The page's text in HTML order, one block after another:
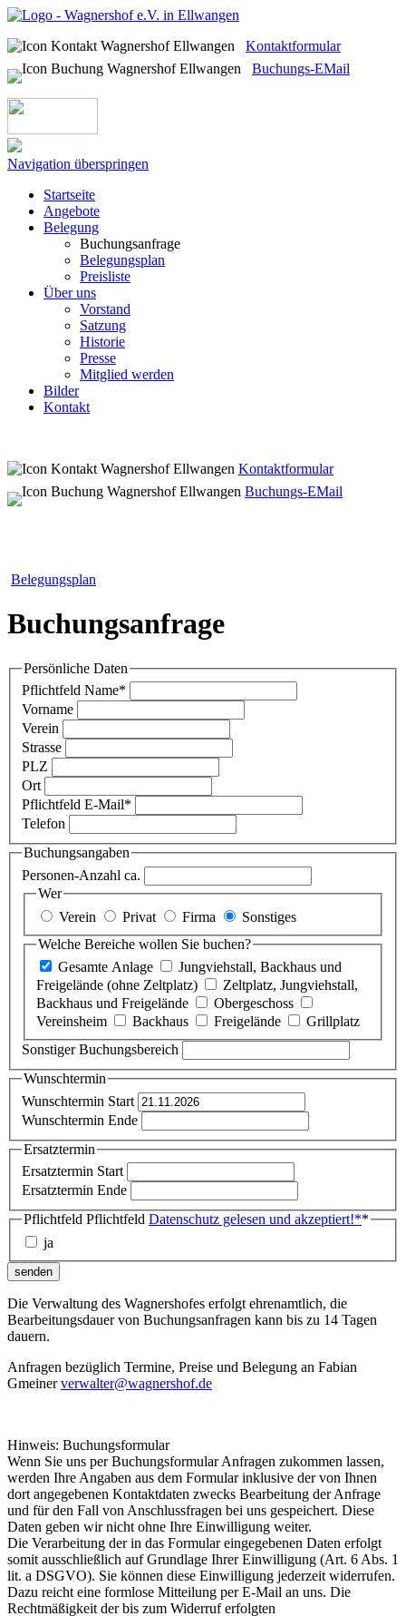
Kontaktformular
Buchungs-EMail
Navigation überspringen
Startseite
Angebote
Belegung
Buchungsanfrage
Belegungsplan
Preisliste
Über uns
Vorstand
Satzung
Historie
Presse
Mitglied werden
Bilder
Kontakt
Kontaktformular
Buchungs-EMail
Belegungsplan
Buchungsanfrage
Persönliche Daten
Pflichtfeld Name*
Vorname
Verein
Strasse
PLZ
Ort
Pflichtfeld E-Mail*
Telefon
Buchungsangaben
Personen-Anzahl ca.
Wer
Verein
Privat Firma
Sonstiges
Welche Bereiche wollen Sie buchen?
Gesamte Anlage
Jungviehstall, Backhaus und
Freigelände (ohne Zeltplatz)
Zeltplatz, Jungviehstall,
Backhaus und Freigelände
Obergeschoss
Vereinsheim
Backhaus Freigelände
Grillplatz
Sonstiger Buchungsbereich
Wunschtermin
Wunschtermin Start
Wunschtermin Ende
Ersatztermin
Ersatztermin Start
Ersatztermin Ende
Pflichtfeld Pflichtfeld Datenschutz gelesen und akzeptiert!**
ja
senden
Die Verwaltung des Wagnershofes erfolgt ehrenamtlich, die
Bearbeitungsdauer von Buchungsanfragen kann bis zu 14 Tagen
dauern.
Anfragen bezüglich Termine, Preise und Belegung an Fabian
Gmeinerverwalter@wagnershof.de
Hinweis: Buchungsformular
Wenn Sie uns per Buchungsformular Anfragen zukommen lassen,
werden Ihre Angaben aus dem Formular inklusive der von Ihnen
dort angegebenen Kontaktdaten zwecks Bearbeitung der Anfrage
und für den Fall von Anschlussfragen bei uns gespeichert. Diese
Daten geben wir nicht ohne Ihre Einwilligung weiter.
Die Verarbeitung der in das Formular eingegebenen Daten erfolgt
somit ausschließlich auf Grundlage Ihrer Einwilligung (Art. 6 Abs. 1
lit. a DSGVO). Sie können diese Einwilligung jederzeit widerrufen.
Dazu reicht eine formlose Mitteilung per E-Mail an uns. Die
Rechtmäßigkeit der bis zum Widerruf erfolgten